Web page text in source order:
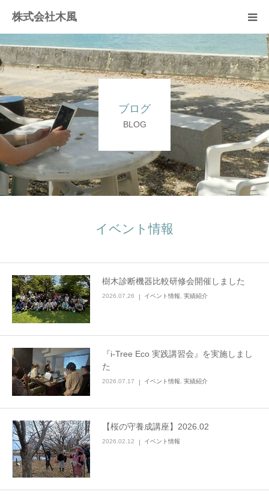
株式会社木風
ブログ
BLOG
イベント情報
樹木診断機器比較研修会開催しました
2026.07.26 イベント情報 実績紹介
『i-Tree Eco 実践講習会』を実施しまし
た
2026.07.17 イベント情報 実績紹介
【桜の守養成講座】2026.02
2026.02.12 イベント情報
業務案内
資材販売(ブレスパイプ)
樹木医受験応援講座
お問い合せ